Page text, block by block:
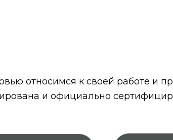
относимся к своей работе и
и официально